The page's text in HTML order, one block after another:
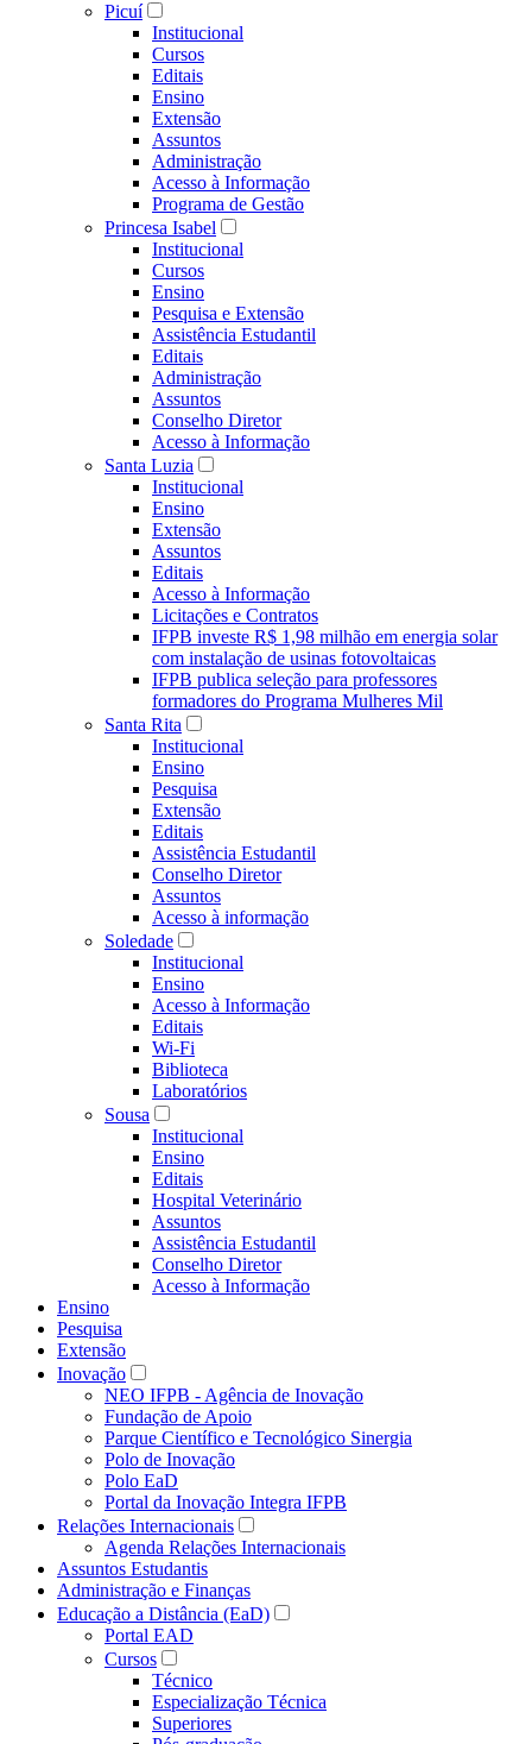
Picuí
Institucional
Cursos
Editais
Ensino
Extensão
Assuntos
Administração
Acesso à Informação
Programa de Gestão
Princesa Isabel
Institucional
Cursos
Ensino
Pesquisa e Extensão
Assistência Estudantil
Editais
Administração
Assuntos
Conselho Diretor
Acesso à Informação
Santa Luzia
Institucional
Ensino
Extensão
Assuntos
Editais
Acesso à Informação
Licitações e Contratos
IFPB investe R$ 1,98 milhão em energia solar
com instalação de usinas fotovoltaicas
IFPB publica seleção para professores
formadores do Programa Mulheres Mil
Santa Rita
Institucional
Ensino
Pesquisa
Extensão
Editais
Assistência Estudantil
Conselho Diretor
Assuntos
Acesso à informação
Soledade
Institucional
Ensino
Acesso à Informação
Editais
Wi-Fi
Biblioteca
Laboratórios
Sousa
Institucional
Ensino
Editais
Hospital Veterinário
Assuntos
Assistência Estudantil
Conselho Diretor
Acesso à Informação
Ensino
Pesquisa
Extensão
Inovação
NEO IFPB - Agência de Inovação
Fundação de Apoio
Parque Científico e Tecnológico Sinergia
Polo de Inovação
Polo EaD
Portal da Inovação Integra IFPB
Relações Internacionais
Agenda Relações Internacionais
Assuntos Estudantis
Administração e Finanças
Educação a Distância (EaD)
Portal EAD
Cursos
Técnico
Especialização Técnica
Superiores